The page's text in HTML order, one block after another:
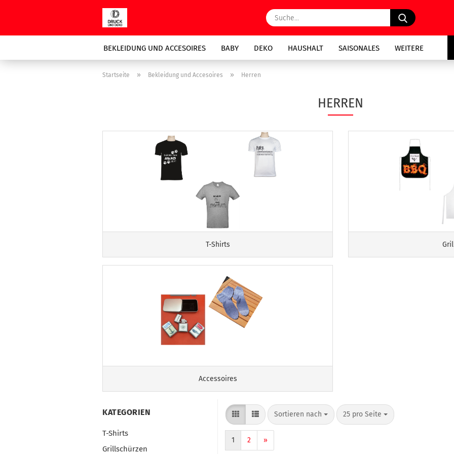
Suche...
BEKLEIDUNG UND ACCESOIRES BABY DEKO HAUSHALT SAISONALES WEITERE
Startseite » Bekleidung und Accesoires » Herren
HERREN
T-Shirts
Accessoires
KATEGORIEN
T-Shirts
Grillschürzen
Sortieren nach
Sortieren nach 25 pro Seite
pro Seite
1 2 »